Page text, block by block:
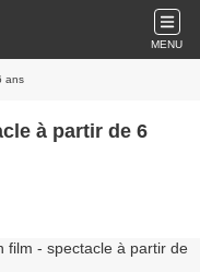
MENU
ans
à partir de 6